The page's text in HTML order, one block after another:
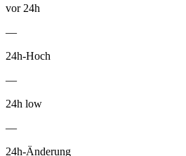
vor 24h
—
24h-Hoch
—
24h low
—
24h-Änderung